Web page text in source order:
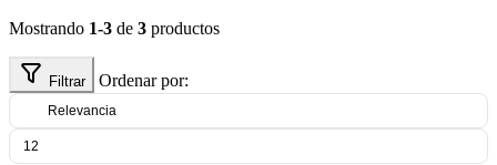
Mostrando 1-3 de 3 productos
Filtrar Ordenar por: